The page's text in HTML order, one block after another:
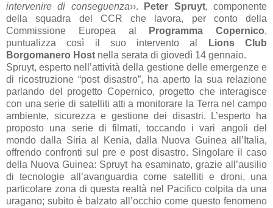
intervenire di conseguenza››. Peter Spruyt, componente
della squadra del CCR che lavora, per conto della
Commissione Europea al
Programma Copernico,
puntualizza così il suo intervento al
Lions Club
Borgomanero Host nella serata di giovedì 14 gennaio.
Spruyt, esperto nell’attività della gestione delle emergenze e
di ricostruzione “post disastro”, ha aperto la sua relazione
parlando del progetto Copernico, progetto che interagisce
con una serie di satelliti atti a monitorare la Terra nel campo
ambiente, sicurezza e gestione dei disastri. L’esperto ha
proposto una serie di filmati, toccando i vari angoli del
mondo dalla Siria al Kenia, dalla Nuova Guinea all’Italia,
offrendo confronti sul pre e post disastro. Singolare il caso
della Nuova Guinea: Spruyt ha esaminato, grazie all’ausilio
di tecnologie all’avanguardia come satelliti e droni, una
particolare zona di questa realtà nel Pacifico colpita da una
uragano; subito è balzato all’occhio come questo fenomeno